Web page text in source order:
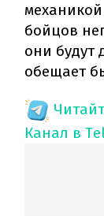
механикой
бойцов
они будут
обещает
Канал в